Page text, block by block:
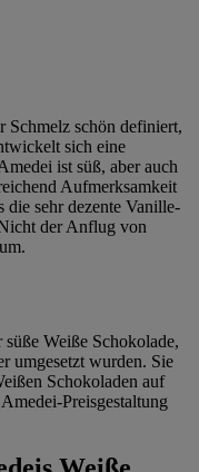
Schmelz schön definiert,
sich eine
ist süß, aber auch
Aufmerksamkeit
die sehr dezente Vanille-
der Anflug von
Weiße Schokolade,
umgesetzt wurden. Sie
Schokoladen auf
Preisgestaltung